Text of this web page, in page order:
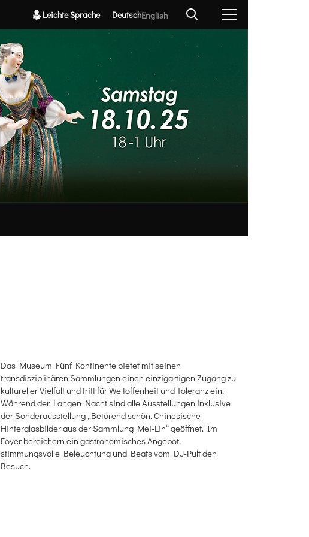
DeutschEnglish
Leichte Sprache
Das Museum Fünf Kontinente bietet mit seinen
transdisziplinären Sammlungen einen einzigartigen Zugang zu
kultureller Vielfalt und tritt für Weltoffenheit und Toleranz ein.
Während der Langen Nacht sind alle Ausstellungen inklusive
der Sonderausstellung „Betörend schön. Chinesische
Hinterglasbilder aus der Sammlung Mei-Lin“ geöffnet. Im
Foyer bereichern ein gastronomisches Angebot,
stimmungsvolle Beleuchtung und Beats vom DJ-Pult den
Besuch.